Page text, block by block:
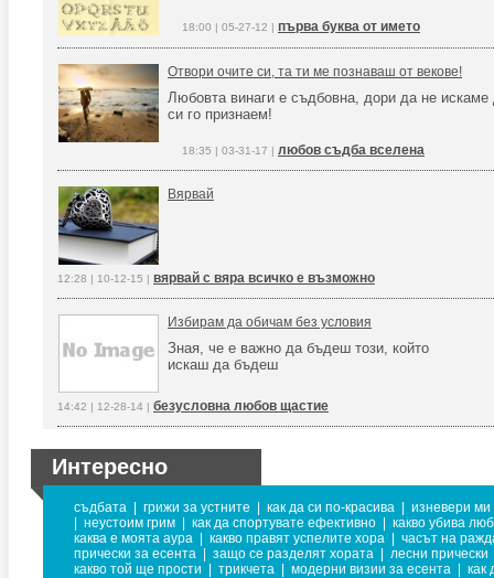
18:00 | 05-27-12 | първа буква от името
Отвори очите си, та ти ме познаваш от векове!
Любовта винаги е съдбовна, дори да не искаме
си го признаем!
18:35 | 03-31-17 | любов съдба вселена
Вярвай
12:28 | 10-12-15 | вярвай с вяра всичко е възможно
Избирам да обичам без условия
Зная, че е важно да бъдеш този, който
искаш да бъдеш
14:42 | 12-28-14 | безусловна любов щастие
Интересно
съдбата грижи за устните как да си по-красива
изневери ми
неустоим грим как да спортувате ефективно
какво убива
каква е моята аура
какво правят успелите хора
часът на
прически за есента
защо се разделят хората
лесни прически
какво той ще прости
трикчета модерни визии за есента как